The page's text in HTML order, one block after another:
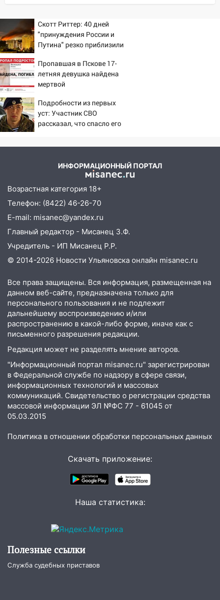
на фестивале «ФормАРТ»
18:11
Ульяновская область стала
пилотным регионом проекта
«Культурное долголетие»
17:23
Прогноз погоды в Ульяновской
области на 8 августа
17:16
В реанимацию Ульяновской
областной больницы поступили шесть
новых аппаратов ИВЛ
ремонтируют дороги, ставят остановки
и проводят новое освещение
16:35 В Ульяновске установили ещё
девять бункеров для крупногабаритного
мусора
16:26 В Ульяновске бесплатно покажут
матч «Волги» под открытым небом
16:12 В Ульяновском госуниверситете
цифровой ПЦР
15:47 Ульяновцы могут вернуть деньги
за абонементы закрывшегося фитнес-
клуба «Рекорд-Fitness»
После вмешательства
прокуратуры в селах Ульяновской
области привели в порядок детские
площадки
15:27 Прокуратура проверяет
капремонт школы в селе Кивать
15:08 В Кузоватово после прокурорской
проверки обновили разметку на
пешеходных переходах
На проспекте Гая в Ульяновске
запретили остановку автомобилей на
50-метровом участке
В Новом городе 8 августа пройдет
мотофристайлом и концертом
«Мураками»
14:04 Жару смоет ливнями: прогноз
погоды в Ульяновской области на
Скотт Риттер: 40 дней
"принуждения России и
Путина" резко приблизили
Пропавшая в Пскове 17-
летняя девушка найдена
мертвой
Подробности из первых
уст: Участник СВО
рассказал, что спасло его
ИНФОРМАЦИОННЫЙ ПОРТАЛ
Возрастная категория 18+
Телефон: (8422) 46-26-70
E-mail: misanec@yandex.ru
Главный редактор - Мисанец З.Ф.
Учредитель - ИП Мисанец Р.Р.
© 2014-2026 Новости Ульяновска онлайн misanec.ru
Все права защищены. Вся информация, размещенная на
данном веб-сайте, предназначена только для
персонального пользования и не подлежит
дальнейшему воспроизведению и/или
распространению в какой-либо форме, иначе как с
письменного разрешения редакции.
Редакция может не разделять мнение авторов.
"Информационный портал misanec.ru" зарегистрирован
в Федеральной службе по надзору в сфере связи,
информационных технологий и массовых
коммуникаций. Свидетельство о регистрации средства
массовой информации ЭЛ №ФС 77 - 61045 от
05.03.2015
Политика в отношении обработки персональных данных
Скачать приложение:
Наша статистика:
Полезные ссылки
Служба судебных приставов